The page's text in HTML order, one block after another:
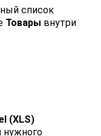
список
Товары внутри
(XLS)
нужного